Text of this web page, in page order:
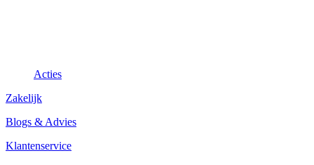
Acties
Zakelijk
Blogs & Advies
Klantenservice